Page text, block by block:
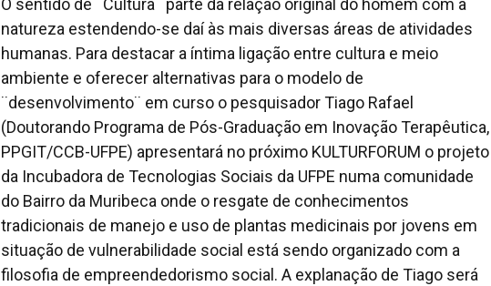
O sentido de ¨Cultura¨ parte da relação original do homem com a
natureza estendendo-se daí às mais diversas áreas de atividades
humanas. Para destacar a íntima ligação entre cultura e meio
ambiente e oferecer alternativas para o modelo de
¨desenvolvimento¨ em curso o pesquisador Tiago Rafael
(Doutorando Programa de Pós-Graduação em Inovação Terapêutica,
PPGIT/CCB-UFPE) apresentará no próximo KULTURFORUM o projeto
da Incubadora de Tecnologias Sociais da UFPE numa comunidade
do Bairro da Muribeca onde o resgate de conhecimentos
tradicionais de manejo e uso de plantas medicinais por jovens em
situação de vulnerabilidade social está sendo organizado com a
filosofia de empreendedorismo social. A explanação de Tiago será